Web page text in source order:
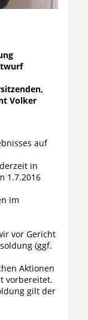
Volker
auf
in
1.7.2016
im
vor Gericht
(ggf.
Aktionen
vorbereitet.
gilt der